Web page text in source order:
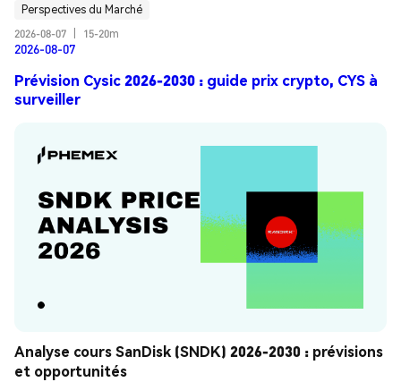
Perspectives du Marché
2026-08-07
15-20m
2026-08-07
Prévision Cysic 2026-2030 : guide prix crypto, CYS à
surveiller
Analyse cours SanDisk (SNDK) 2026-2030 : prévisions
et opportunités